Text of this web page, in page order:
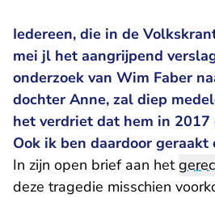
Iedereen, die in de
mei jl het aangrijpend
onderzoek van Wim Faber
dochter Anne, zal diep
het verdriet dat hem in
Ook ik ben daardoor geraakt
In zijn open brief aan het
deze tragedie misschien